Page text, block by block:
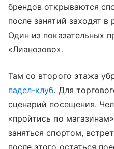
брендов открываются
после занятий заходят
Один из показательных
«Лианозово».
Там со второго этажа
падел-клуб. Для
сценарий посещения.
«пройтись по
заняться спортом,